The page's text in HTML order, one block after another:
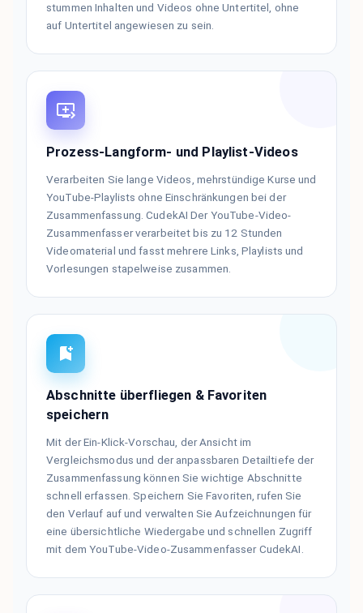
stummen Inhalten und Videos ohne Untertitel, ohne
auf Untertitel angewiesen zu sein.
Prozess-Langform- und Playlist-Videos
Verarbeiten Sie lange Videos, mehrstündige Kurse und
YouTube-Playlists ohne Einschränkungen bei der
Zusammenfassung. CudekAI Der YouTube-Video-
Zusammenfasser verarbeitet bis zu 12 Stunden
Videomaterial und fasst mehrere Links, Playlists und
Vorlesungen stapelweise zusammen.
Abschnitte überfliegen & Favoriten
speichern
Mit der Ein-Klick-Vorschau, der Ansicht im
Vergleichsmodus und der anpassbaren Detailtiefe der
Zusammenfassung können Sie wichtige Abschnitte
schnell erfassen. Speichern Sie Favoriten, rufen Sie
den Verlauf auf und verwalten Sie Aufzeichnungen für
eine übersichtliche Wiedergabe und schnellen Zugriff
mit dem YouTube-Video-Zusammenfasser CudekAI.